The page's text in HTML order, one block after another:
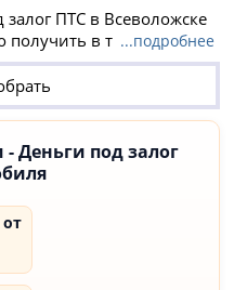
ПТС в Всеволожске
получить в течение 1
у вас. Условия
сумма кредита до
60 месяцев.
...подробнее
Деньги под залог